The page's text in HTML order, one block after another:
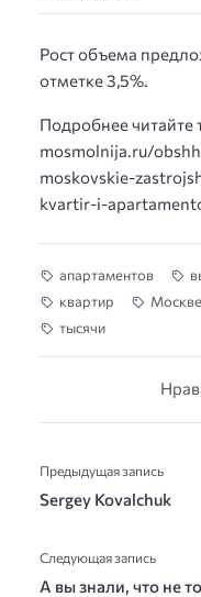
Рост объема
отметке 3,5%.
Подробнее читайте
mosmolnija.ru/
moskovskie-
kvartir-i-
апартаментов
квартир
Москве
тысячи
Предыдущая запись
Sergey Kovalchuk
Следующая запись
А вы знали, что не